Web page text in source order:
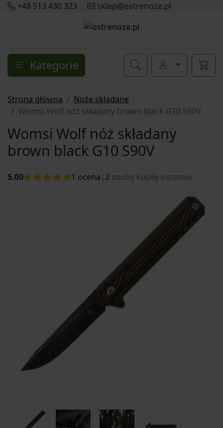
+48 513 430 323 sklep@ostrenoze.pl
Kategorie
Strona główna
Noże składane
Womsi Wolf nóż składany brown black G10 S90V
Womsi Wolf nóż składany
brown black G10 S90V
5.00 1 ocena | 2 osoby kupiły ostatnio